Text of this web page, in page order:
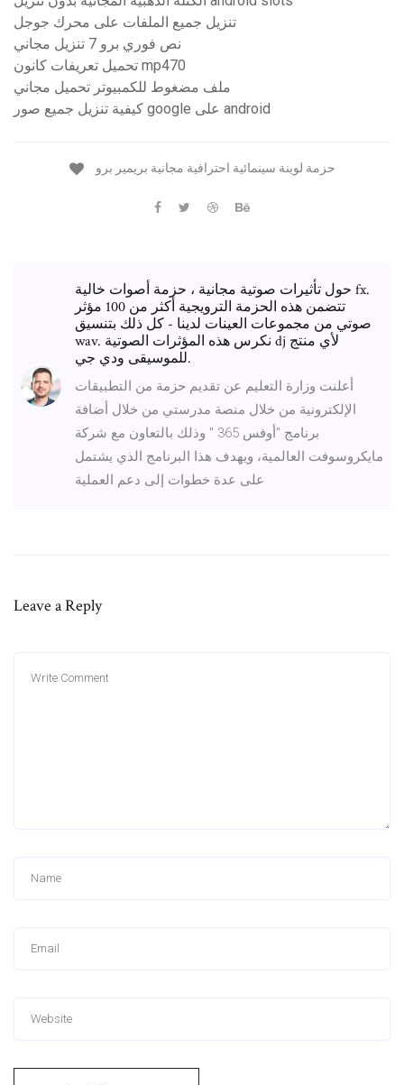
تنزيل جميع الملفات على محرك جوجل
نص فوري برو 7 تنزيل مجاني
تحميل تعريفات كانون mp470
ملف مضغوط للكمبيوتر تحميل مجاني
كيفية تنزيل جميع صور google على android
حزمة لوينة سينمائية احترافية مجانية بريمير برو
حول تأثيرات صوتية مجانية ، حزمة أصوات خالية fx.
تتضمن هذه الحزمة الترويجية أكثر من 100 مؤثر
صوتي من مجموعات العينات لدينا - كل ذلك بتنسيق
wav. نكرس هذه المؤثرات الصوتية dj لأي منتج
للموسيقى ودي جي.
أعلنت وزارة التعليم عن تقديم حزمة من التطبيقات
الإلكترونية من خلال منصة مدرستي من خلال أضافة
برنامج "أوفس 365 " وذلك بالتعاون مع شركة
مايكروسوفت العالمية، ويهدف هذا البرنامج الذي يشتمل
على عدة خطوات إلى دعم العملية
Leave a Reply